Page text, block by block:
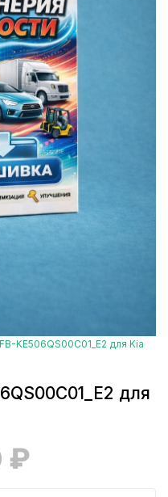
KE506QS00C01_E2 для Kia
для
₽